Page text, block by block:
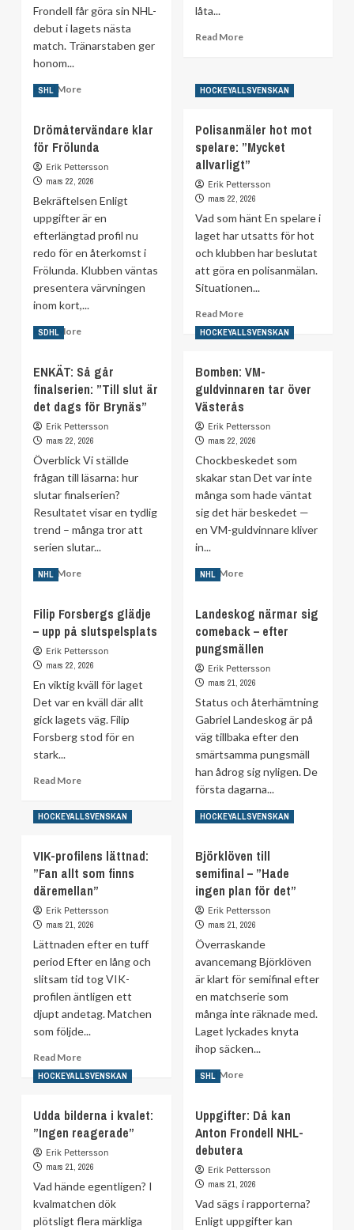
Frondell får göra sin NHL-
debut i lagets nästa
match. Tränarstaben ger
honom...
Read MoreRead
Chicagos
besked:
gör
Frondell
debut
i
NHL
låta...
Read MoreRead
på
–
upp
MoDos
firande
SHL
Drömåtervändare klar
för Frölunda
Erik Pettersson
mars 22, 2026
Bekräftelsen Enligt
uppgifter är en
efterlängtad profil nu
redo för en återkomst i
Frölunda. Klubben väntas
presentera värvningen
inom kort,...
Read MoreRead
Drömåtervändare
klar
för
HOCKEYALLSVENSKAN
Polisanmäler hot mot
spelare: ”Mycket
allvarligt”
Erik Pettersson
mars 22, 2026
Vad som hänt En spelare i
laget har utsatts för hot
och klubben har beslutat
att göra en polisanmälan.
Situationen...
Read MoreRead
more
about
hot
mot
allvarligt”
SDHL
ENKÄT: Så går
finalserien: ”Till slut är
det dags för Brynäs”
Erik Pettersson
mars 22, 2026
Överblick Vi ställde
frågan till läsarna: hur
slutar finalserien?
Resultatet visar en tydlig
trend – många tror att
serien slutar...
Read MoreRead
ENKÄT:
Så
finalserien:
slut
är
det
dags
HOCKEYALLSVENSKAN
Bomben: VM-
guldvinnaren tar över
Västerås
Erik Pettersson
mars 22, 2026
Chockbeskedet som
skakar stan Det var inte
många som hade väntat
sig det här beskedet —
en VM-guldvinnare kliver
in...
Read MoreRead
Bomben:
VM-
guldvinnaren
NHL
Filip Forsbergs glädje
– upp på slutspelsplats
Erik Pettersson
mars 22, 2026
En viktig kväll för laget
Det var en kväll där allt
gick lagets väg. Filip
Forsberg stod för en
stark...
Read MoreRead
about
Filip
glädje
på
slutspelsplats
NHL
Landeskog närmar sig
comeback – efter
pungsmällen
Erik Pettersson
mars 21, 2026
Status och återhämtning
Gabriel Landeskog är på
väg tillbaka efter den
smärtsamma pungsmäll
han ådrog sig nyligen. De
första dagarna...
Read MoreRead
Landeskog
närmar
sig
pungsmällen
HOCKEYALLSVENSKAN
VIK-profilens lättnad:
”Fan allt som finns
däremellan”
Erik Pettersson
mars 21, 2026
Lättnaden efter en tuff
period Efter en lång och
slitsam tid tog VIK-
profilen äntligen ett
djupt andetag. Matchen
som följde...
Read MoreRead
more
about
profilens
lättnad:
finns
däremellan”
HOCKEYALLSVENSKAN
Björklöven till
semifinal – ”Hade
ingen plan för det”
Erik Pettersson
mars 21, 2026
Överraskande
avancemang Björklöven
är klart för semifinal efter
en matchserie som
många inte räknade med.
Laget lyckades knyta
ihop säcken...
Read MoreRead
Björklöven
till
plan
för
HOCKEYALLSVENSKAN
Udda bilderna i kvalet:
”Ingen reagerade”
Erik Pettersson
mars 21, 2026
Vad hände egentligen? I
kvalmatchen dök
plötsligt flera märkliga
SHL
Uppgifter: Då kan
Anton Frondell NHL-
debutera
Erik Pettersson
mars 21, 2026
Vad sägs i rapporterna?
Enligt uppgifter kan